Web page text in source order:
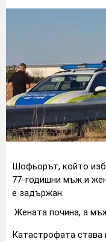
Шофьорът, който
77-годишни мъж и
е задържан.
Жената почина, а
Катастрофата